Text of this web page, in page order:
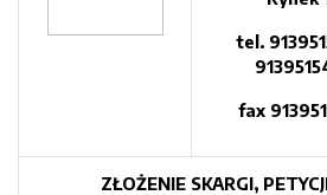
tel.
fax
ZŁOŻENIE SKARGI,